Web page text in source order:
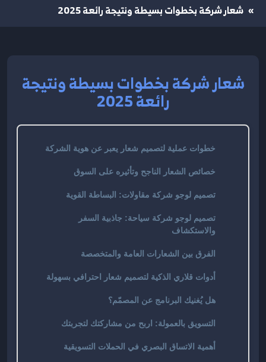
شعار شركة بخطوات بسيطة ونتيجة رائعة 2025
شعار شركة بخطوات بسيطة ونتيجة
رائعة 2025
خطوات عملية لتصميم شعار يعبر عن هوية الشركة
خصائص الشعار الناجح وتأثيره على السوق
تصميم لوجو شركة مقاولات: البساطة القوية
تصميم لوجو شركة سياحة: جاذبية السفر
والاستكشاف
الفرق بين الشعارات العامة والمتخصصة
أدوات قلاري الذكية لتصميم شعار احترافي بسهولة
هل يُغنيك البرنامج عن المصمّم؟
التسويق بالعمولة: اربح من مشاركتك لتجربتك
أهمية الاتساق البصري في الحملات التسويقية